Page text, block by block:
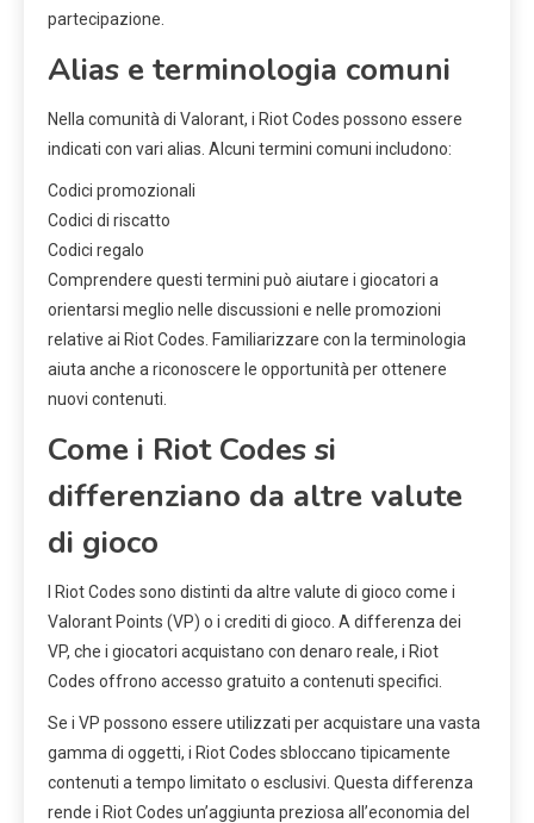
partecipazione.
Alias e terminologia comuni
Nella comunità di Valorant, i Riot Codes possono essere
indicati con vari alias. Alcuni termini comuni includono:
Codici promozionali
Codici di riscatto
Codici regalo
Comprendere questi termini può aiutare i giocatori a
orientarsi meglio nelle discussioni e nelle promozioni
relative ai Riot Codes. Familiarizzare con la terminologia
aiuta anche a riconoscere le opportunità per ottenere
nuovi contenuti.
Come i Riot Codes si
differenziano da altre valute
di gioco
I Riot Codes sono distinti da altre valute di gioco come i
Valorant Points (VP) o i crediti di gioco. A differenza dei
VP, che i giocatori acquistano con denaro reale, i Riot
Codes offrono accesso gratuito a contenuti specifici.
Se i VP possono essere utilizzati per acquistare una vasta
gamma di oggetti, i Riot Codes sbloccano tipicamente
contenuti a tempo limitato o esclusivi. Questa differenza
rende i Riot Codes un’aggiunta preziosa all’economia del